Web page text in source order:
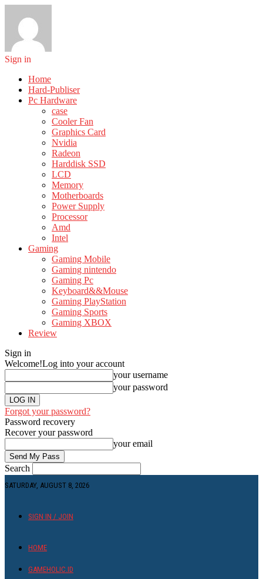
Sign in
Home
Hard-Publiser
Pc Hardware
case
Cooler Fan
Graphics Card
Nvidia
Radeon
Harddisk SSD
LCD
Memory
Motherboards
Power Supply
Processor
Amd
Intel
Gaming
Gaming Mobile
Gaming nintendo
Gaming Pc
Keyboard&&Mouse
Gaming PlayStation
Gaming Sports
Gaming XBOX
Review
Sign in
Welcome!Log into your account
your username
your password
Forgot your password?
Password recovery
Recover your password
your email
Search
SATURDAY, AUGUST 8, 2026
SIGN IN / JOIN
HOME
GAMEHOLIC.ID